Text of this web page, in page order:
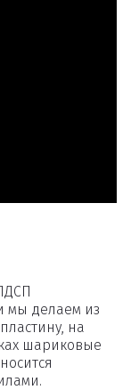
мы делаем из
на
шариковые